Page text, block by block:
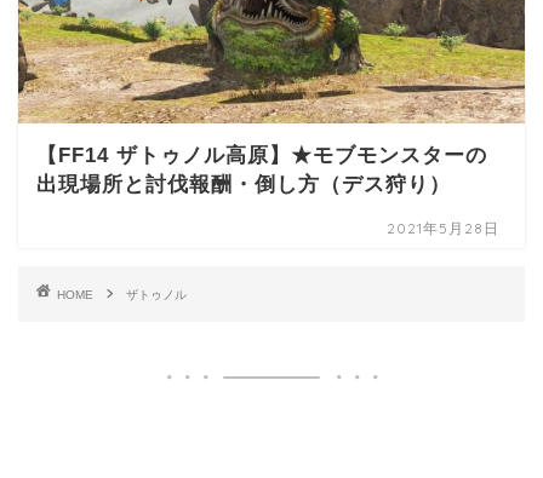
【FF14 ザトゥノル高原】★モブモンスターの
出現場所と討伐報酬・倒し方（デス狩り）
2021年5月28日
HOME ザトゥノル